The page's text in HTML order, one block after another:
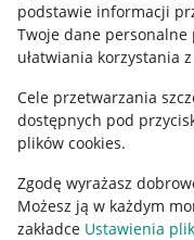
podstawie informacji
Twoje dane
ułatwiania korzystania
Cele przetwarzania
dostępnych pod
plików cookies.
Zgodę wyrażasz
Możesz ją w każdym
zakładce Ustawienia
Polityka plików
Ustawienia plików
Udostępnianie
Informacje dla Aktu o
Pobierz aplikację